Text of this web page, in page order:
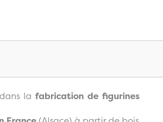
la fabrication de figurines